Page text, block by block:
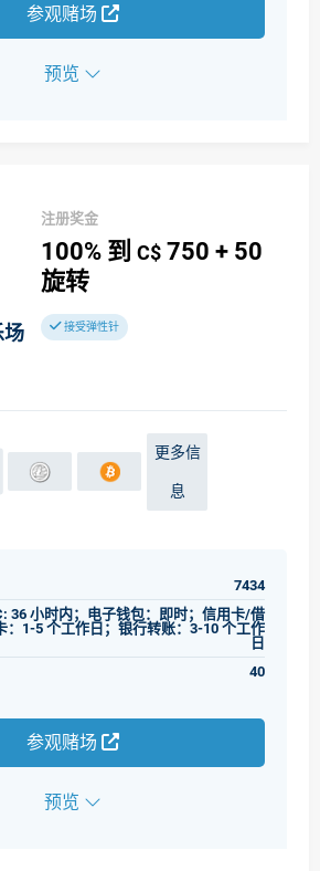
参观赌场
预览
注册奖金
100% 到 C$ 750 + 50
旋转
接受弹性针
更多信
息
7434
36 小时内；电子钱包：即时；信用卡/借
：1-5 个工作日；银行转账：3-10 个工作
日
40
参观赌场
预览